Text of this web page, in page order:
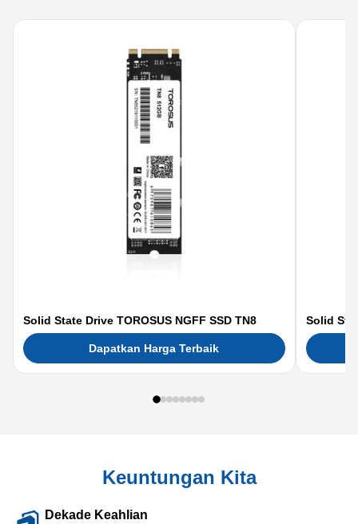
Solid State Drive TOROSUS NGFF SSD TN8
Dapatkan Harga Terbaik
Solid
Keuntungan Kita
Dekade Keahlian